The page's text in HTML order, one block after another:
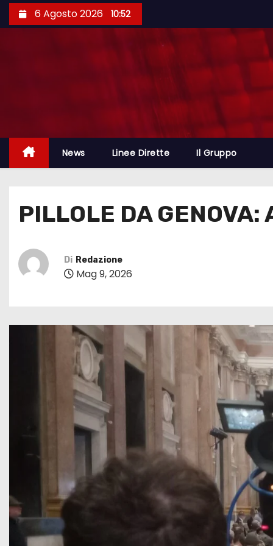
6 Agosto 2026 10:52
News Linee Dirette Il Gruppo
PILLOLE DA
Di Redazione
Mag 9, 2026